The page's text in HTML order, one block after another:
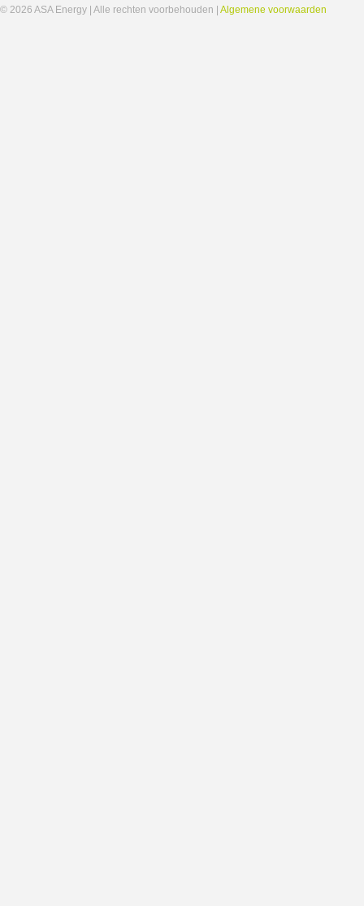
© 2026 ASA Energy | Alle rechten voorbehouden | Algemene voorwaarden